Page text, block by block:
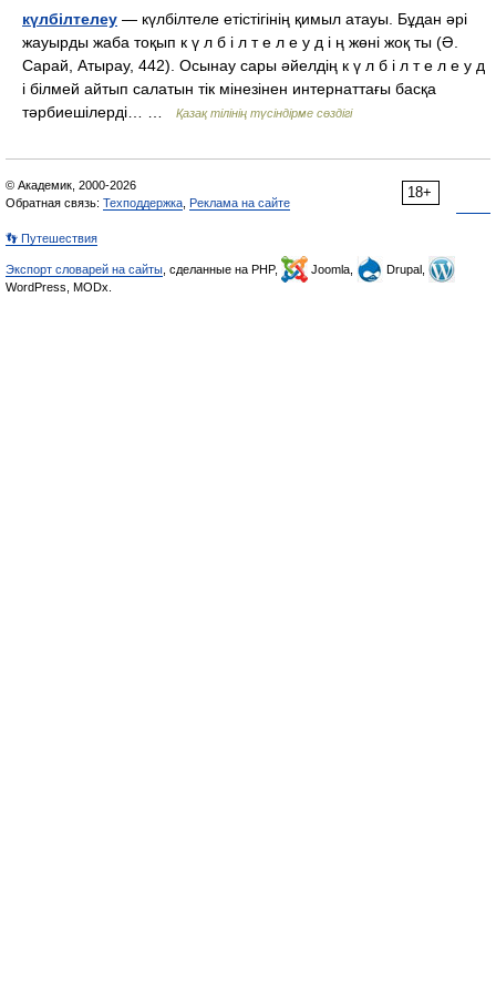
күлбілтелеу — күлбілтеле етістігінің қимыл атауы. Бұдан әрі
жауырды жаба тоқып к ү л б і л т е л е у д і ң жөні жоқ ты (Ә.
Сарай, Атырау, 442). Осынау сары әйелдің к ү л б і л т е л е у д
і білмей айтып салатын тік мінезінен интернаттағы басқа
тәрбиешілерді… …
Қазақ тілінің түсіндірме сөздігі
18+
© Академик, 2000-2026
Обратная связь: Техподдержка Реклама на сайте
👣 Путешествия
Экспорт словарей на сайты , сделанные на PHP, Joomla,
Drupal,
WordPress, MODx.